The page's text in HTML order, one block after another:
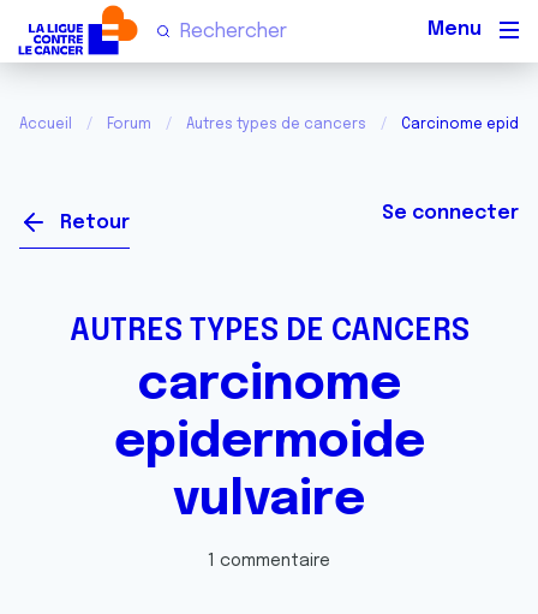
Accueil Forum Autres types de cancers Carcinome
Retour Se connecter
AUTRES TYPES DE CANCERS
carcinome
epidermoide
vulvaire
1 commentaire